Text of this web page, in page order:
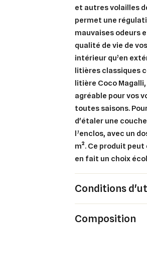
et autres volailles
permet une
mauvaises odeurs
qualité de vie de
intérieur qu’en
litières classiques
litière Coco
agréable pour vos
toutes saisons.
d'étaler une
l’enclos, avec un
m². Ce produit
en fait un choix
Conditions
Composition